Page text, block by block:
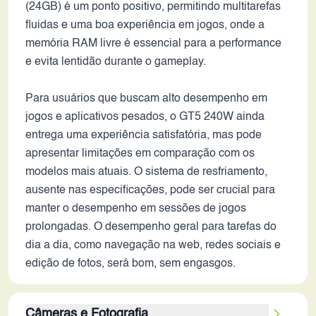
(24GB) é um ponto positivo, permitindo multitarefas
fluidas e uma boa experiência em jogos, onde a
memória RAM livre é essencial para a performance
e evita lentidão durante o gameplay.
Para usuários que buscam alto desempenho em
jogos e aplicativos pesados, o GT5 240W ainda
entrega uma experiência satisfatória, mas pode
apresentar limitações em comparação com os
modelos mais atuais. O sistema de resfriamento,
ausente nas especificações, pode ser crucial para
manter o desempenho em sessões de jogos
prolongadas. O desempenho geral para tarefas do
dia a dia, como navegação na web, redes sociais e
edição de fotos, será bom, sem engasgos.